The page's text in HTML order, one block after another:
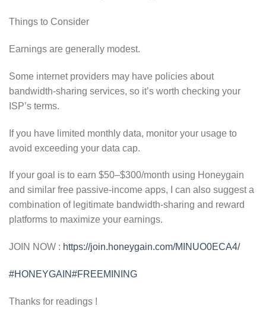
Things to Consider
Earnings are generally modest.
Some internet providers may have policies about
bandwidth-sharing services, so it’s worth checking your
ISP’s terms.
If you have limited monthly data, monitor your usage to
avoid exceeding your data cap.
If your goal is to earn $50–$300/month using Honeygain
and similar free passive-income apps, I can also suggest a
combination of legitimate bandwidth-sharing and reward
platforms to maximize your earnings.
JOIN NOW : https://join.honeygain.com/MINUO0ECA4/
#HONEYGAIN#FREEMINING
Thanks for readings !